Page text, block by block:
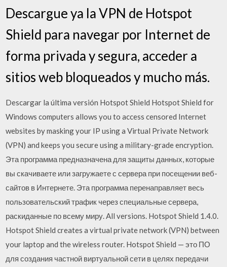
Descargue ya la VPN de Hotspot
Shield para navegar por Internet de
forma privada y segura, acceder a
sitios web bloqueados y mucho más.
Descargar la última versión Hotspot Shield Hotspot Shield for
Windows computers allows you to access censored Internet
websites by masking your IP using a Virtual Private Network
(VPN) and keeps you secure using a military-grade encryption.
Эта программа предназначена для защиты данных, которые
вы скачиваете или загружаете с сервера при посещении веб-
сайтов в Интернете. Эта программа перенаправляет весь
пользовательский трафик через специальные сервера,
раскиданные по всему миру. All versions. Hotspot Shield 1.4.0.
Hotspot Shield creates a virtual private network (VPN) between
your laptop and the wireless router. Hotspot Shield — это ПО
для создания частной виртуальной сети в целях передачи